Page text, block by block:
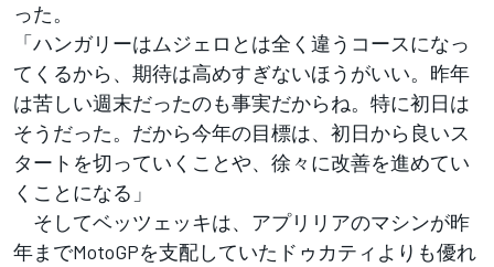
った。
「ハンガリーはムジェロとは全く違うコースになっ
てくるから、期待は高めすぎないほうがいい。昨年
は苦しい週末だったのも事実だからね。特に初日は
そうだった。だから今年の目標は、初日から良いス
タートを切っていくことや、徐々に改善を進めてい
くことになる」
そしてベッツェッキは、アプリリアのマシンが昨
年までMotoGPを支配していたドゥカティよりも優れ